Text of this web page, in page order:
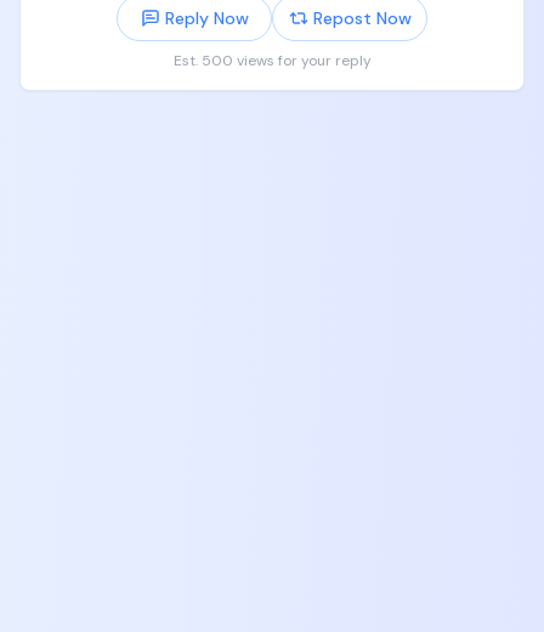
记住，除了买mac mini+大显示器+人体工程学座椅+订
阅coding plan，除了开会，家长首先要做到的，就是
https://t.co/DQIsN9cg54
Reply Now Repost Now
Est. 500 views for your reply